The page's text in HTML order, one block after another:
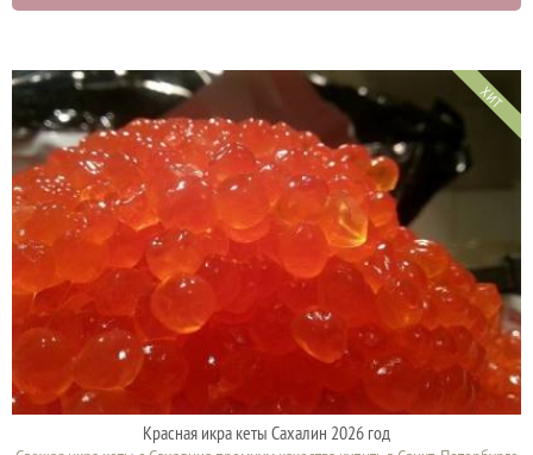
ХИТ
Красная икра кеты Сахалин 2026 год